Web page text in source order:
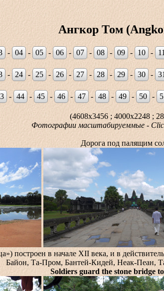
Ангкор Том
- 04 - 05 - 06 - 07 - 08 - 09 - 10 - 11
- 24 - 25 - 26 - 27 - 28 - 29 - 30 - 31
- 44 - 45 - 46 - 47 - 48 - 49 - 50 -
(4608x3456 ; 4000x2248 ;
Фотографии масштабируеммые -
Дорога под палящим
построен в начале XII века, и в
Байон, Та-Пром, Бантей-Кидей, Неак-Пеан,
Soldiers guard the stone bridge